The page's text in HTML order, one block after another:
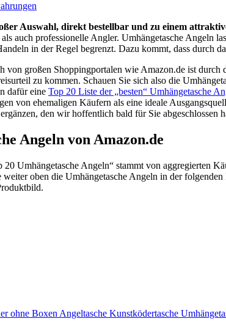
Auswahl, direkt bestellbar und zu einem
auch professionelle Angler. Umhängetasche Angeln
in der Regel begrenzt. Dazu kommt, dass durch
von großen Shoppingportalen wie Amazon.de ist
zu kommen. Schauen Sie sich also die
dafür eine Top 20 Liste der „besten“ Umhängetasche
von ehemaligen Käufern als eine ideale
den wir hoffentlich bald für Sie abgeschlossen
Angeln von Amazon.de
Umhängetasche Angeln“ stammt von aggregierten
oben die Umhängetasche Angeln in der
ohne Boxen Angeltasche Kunstködertasche